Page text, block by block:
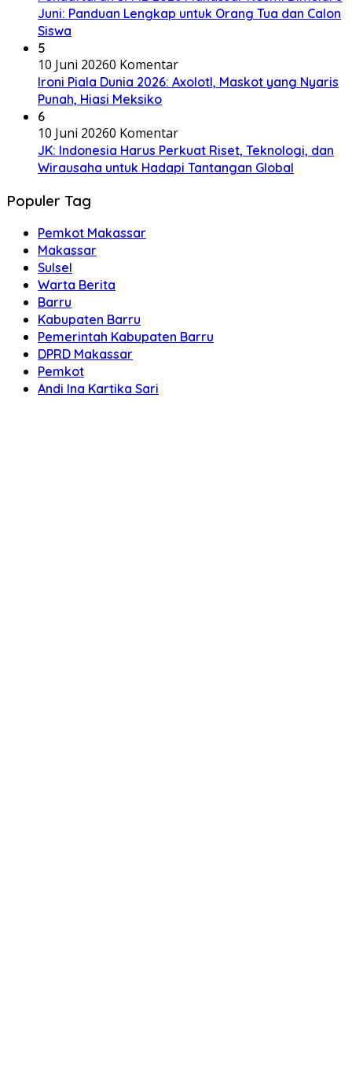
Juni: Panduan Lengkap untuk Orang Tua dan Calon
Siswa
5
10 Juni 20260 Komentar
Ironi Piala Dunia 2026: Axolotl, Maskot yang Nyaris
Punah, Hiasi Meksiko
6
10 Juni 20260 Komentar
JK: Indonesia Harus Perkuat Riset, Teknologi, dan
Wirausaha untuk Hadapi Tantangan Global
Populer Tag
Pemkot Makassar
Makassar
Sulsel
Warta Berita
Barru
Kabupaten Barru
Pemerintah Kabupaten Barru
DPRD Makassar
Pemkot
Andi Ina Kartika Sari